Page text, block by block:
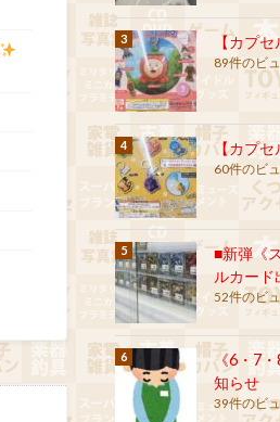
【カプ
89件のビ
【カプセ
60件のビ
■新弾《
ルカード
52件のビ
《6・7
知らせ
39件のビ